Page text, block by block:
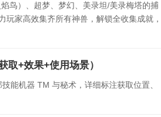
鸟）、超梦、梦幻、美录坦/美录梅塔的捕
家高效集齐所有神兽，解锁全收集成就，
+效果+使用场景）
能机器 TM 与秘术，详细标注获取位置、